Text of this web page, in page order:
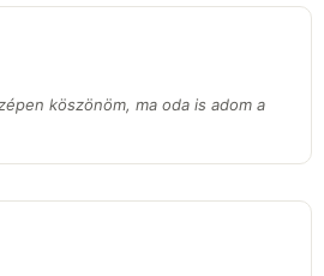
köszönöm, ma oda is adom a